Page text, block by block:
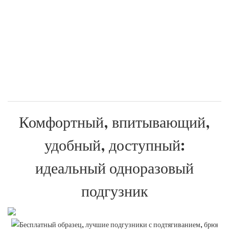
Комфортный, впитывающий,
удобный, доступный:
идеальный одноразовый
подгузник